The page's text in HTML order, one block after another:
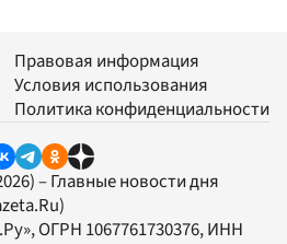
Правовая информация
Условия использования
Политика конфиденциальности
– Главные новости дня
, ОГРН 1067761730376, ИНН